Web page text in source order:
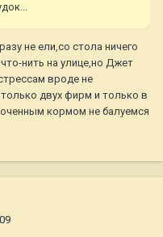
не ели,со стола ничего
нить на улице,но Джет
вроде не
двух фирм и только в
кормом не балуемся